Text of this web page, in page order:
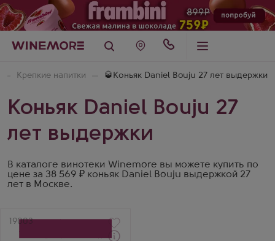
Крепкие напитки 🥃Коньяк Daniel Bouju 27 лет выдержки
Коньяк Daniel Bouju 27
лет выдержки
В каталоге винотеки Winemore вы можете купить по
цене за 38 569 ₽ коньяк Daniel Bouju выдержкой 27
лет в Москве.
Артикул
19003